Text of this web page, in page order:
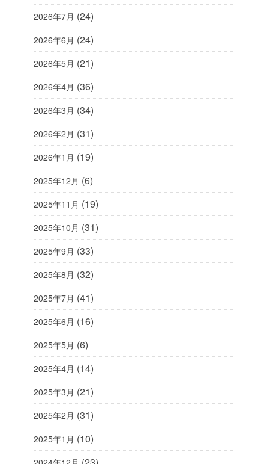
2026年7月 (24)
2026年6月 (24)
2026年5月 (21)
2026年4月 (36)
2026年3月 (34)
2026年2月 (31)
2026年1月 (19)
2025年12月 (6)
2025年11月 (19)
2025年10月 (31)
2025年9月 (33)
2025年8月 (32)
2025年7月 (41)
2025年6月 (16)
2025年5月 (6)
2025年4月 (14)
2025年3月 (21)
2025年2月 (31)
2025年1月 (10)